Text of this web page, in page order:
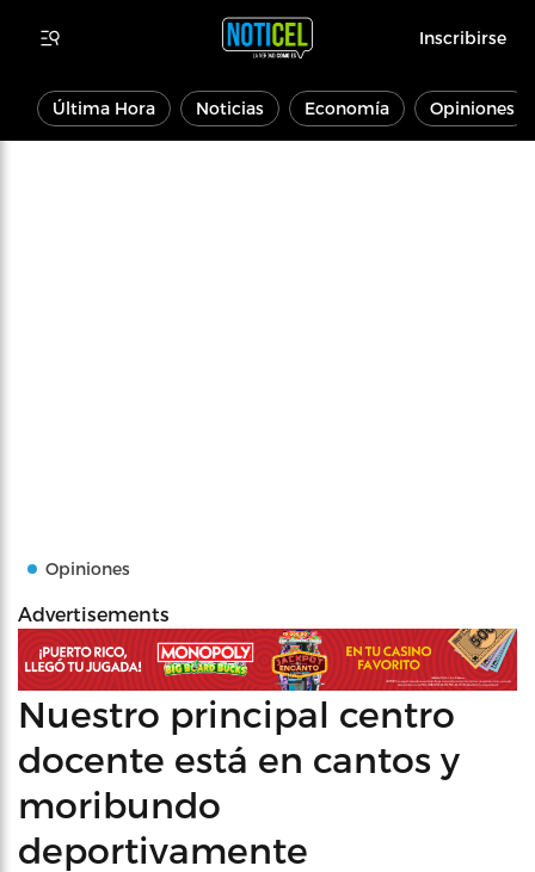
Inscribirse
Última Hora Noticias Economía Opiniones
Opiniones
Advertisements
Nuestro principal centro
docente está en cantos y
moribundo
deportivamente